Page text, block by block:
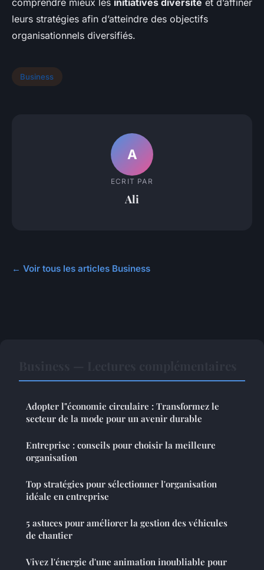
comprendre mieux les initiatives diversité et d’affiner
leurs stratégies afin d’atteindre des objectifs
organisationnels diversifiés.
Business
A
ECRIT PAR
Ali
← Voir tous les articles Business
Adopter l"économie circulaire : Transformez le
secteur de la mode pour un avenir durable
Entreprise : conseils pour choisir la meilleure
organisation
Top stratégies pour sélectionner l'organisation
idéale en entreprise
5 astuces pour améliorer la gestion des véhicules
de chantier
Vivez l'énergie d'une animation inoubliable pour